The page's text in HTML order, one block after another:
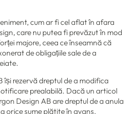
cum ar fi cel aflat în afara
care nu putea fi prevăzut în mod
majore, ceea ce înseamnă că
de obligațiile sale de a
își rezervă dreptul de a modifica
prealabilă. Dacă un articol
Design AB are dreptul de a anula
orice sume plătite în avans.